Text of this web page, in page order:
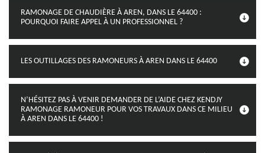
RAMONAGE DE CHAUDIÈRE À AREN, DANS LE 64400 :
POURQUOI FAIRE APPEL À UN PROFESSIONNEL ?
LES OUTILLAGES DES RAMONEURS À AREN DANS LE 64400
N’HÉSITEZ PAS À VENIR DEMANDER DE L’AIDE CHEZ KENDJY
RAMONAGE RAMONEUR POUR VOS TRAVAUX DANS CE MILIEU
À AREN DANS LE 64400 !